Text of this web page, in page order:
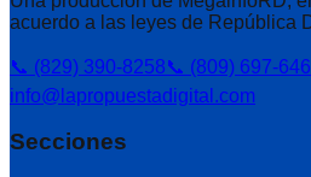
acuerdo a las leyes de República
📞 (829) 390-8258📞 (809) 697-
info@lapropuestadigital.com
Secciones